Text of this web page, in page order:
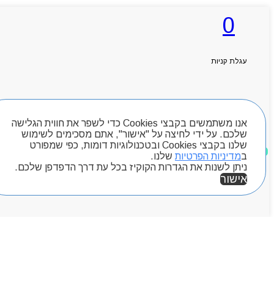
אנו משתמשים בקבצי Cookies כדי לשפר את חווית הגלישה
שלכם. על ידי לחיצה על "אישור", אתם מסכימים לשימוש
שלנו בקבצי Cookies ובטכנולוגיות דומות, כפי שמפורט
במדיניות הפרטיות שלנו.
ניתן לשנות את הגדרות הקוקיז בכל עת דרך הדפדפן שלכם.
אישור
0
עגלת קניות
חיפוש מוצרים
מוצרים שאהבתי
ראשי
קטלוג מוצרים
המגזין